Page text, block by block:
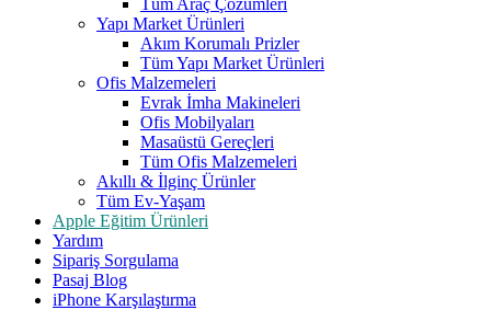
Tüm Araç Çözümleri
Yapı Market Ürünleri
Akım Korumalı Prizler
Tüm Yapı Market Ürünleri
Ofis Malzemeleri
Evrak İmha Makineleri
Ofis Mobilyaları
Masaüstü Gereçleri
Tüm Ofis Malzemeleri
Akıllı & İlginç Ürünler
Tüm Ev-Yaşam
Apple Eğitim Ürünleri
Yardım
Sipariş Sorgulama
Pasaj Blog
iPhone Karşılaştırma